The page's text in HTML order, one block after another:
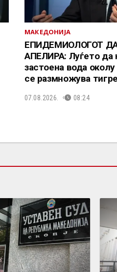
МАКЕДОНИЈА
EПИДЕМИОЛОГОТ
АПЕЛИРА: Луѓето да
застоена вода
се размножува
07.08.2026. 08:24